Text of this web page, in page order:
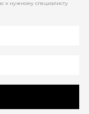
к нужному специалисту